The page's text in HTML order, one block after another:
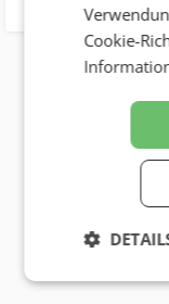
Cookie-